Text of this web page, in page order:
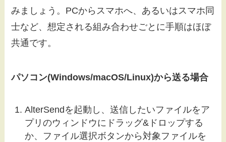
みましょう。PCからスマホへ、あるいはスマホ同
士など、想定される組み合わせごとに手順はほぼ
共通です。
パソコン(Windows/macOS/Linux)から送る場合
AlterSendを起動し、送信したいファイルをア
プリのウィンドウにドラッグ&ドロップする
か、ファイル選択ボタンから対象ファイルを